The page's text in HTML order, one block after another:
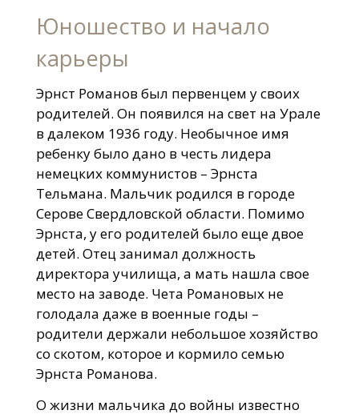
Юношество и начало
карьеры
Эрнст Романов был первенцем у своих
родителей. Он появился на свет на Урале
в далеком 1936 году. Необычное имя
ребенку было дано в честь лидера
немецких коммунистов – Эрнста
Тельмана. Мальчик родился в городе
Серове Свердловской области. Помимо
Эрнста, у его родителей было еще двое
детей. Отец занимал должность
директора училища, а мать нашла свое
место на заводе. Чета Романовых не
голодала даже в военные годы –
родители держали небольшое хозяйство
со скотом, которое и кормило семью
Эрнста Романова.
О жизни мальчика до войны известно